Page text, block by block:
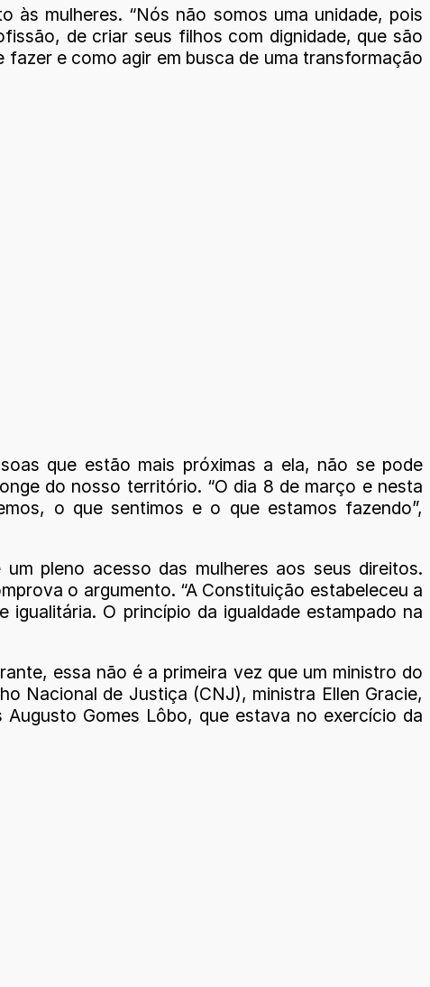
mulheres. “Nós não somos uma unidade, pois
de criar seus filhos com dignidade, que são
fazer e como agir em busca de uma transformação
que estão mais próximas a ela, não se pode
do nosso território. “O dia 8 de março e nesta
o que sentimos e o que estamos fazendo”,
pleno acesso das mulheres aos seus direitos.
o argumento. “A Constituição estabeleceu a
O princípio da igualdade estampado na
essa não é a primeira vez que um ministro do
Nacional de Justiça (CNJ), ministra Ellen Gracie,
Gomes Lôbo, que estava no exercício da